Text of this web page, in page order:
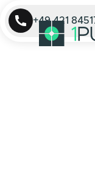
+49 421